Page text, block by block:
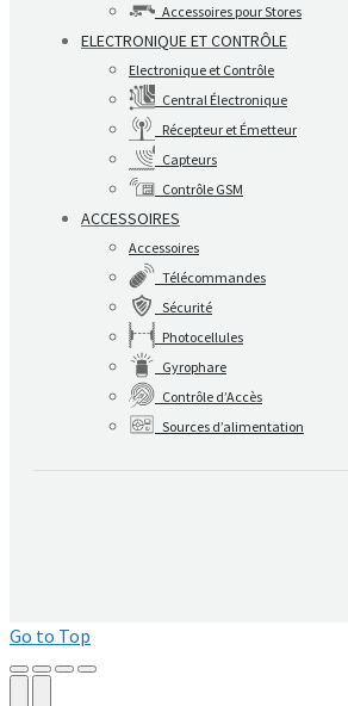
Accessoires pour Stores
ELECTRONIQUE ET CONTRÔLE
Electronique et Contrôle
Central Électronique
Récepteur et Émetteur
Capteurs
Contrôle GSM
ACCESSOIRES
Accessoires
Télécommandes
Sécurité
Photocellules
Gyrophare
Contrôle d’Accès
Sources d’alimentation
Go to Top